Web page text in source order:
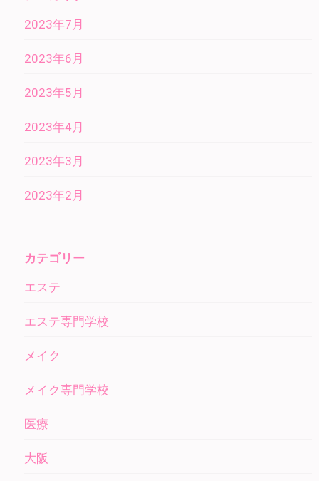
2023年7月
2023年6月
2023年5月
2023年4月
2023年3月
2023年2月
カテゴリー
エステ
エステ専門学校
メイク
メイク専門学校
医療
大阪